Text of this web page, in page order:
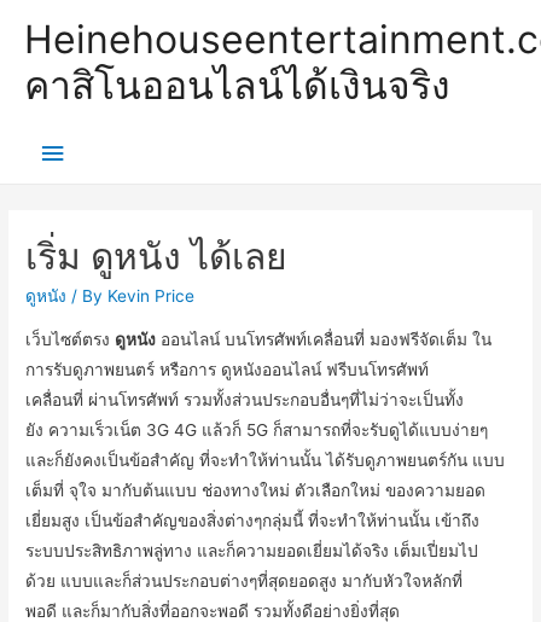
คาสิโนออนไลน์ได้เงินจริง
Main
เริ่ม ดูหนัง ได้เลย
ดูหนัง / By Kevin Price
เว็บไซต์ตรง ดูหนัง ออนไลน์บนโทรศัพท์เคลื่อนที่ มองฟรีจัดเต็ม ใน
การรับดูภาพยนตร์ หรือการ ดูหนังออนไลน์ ฟรีบนโทรศัพท์
เคลื่อนที่ ผ่านโทรศัพท์ รวมทั้งส่วนประกอบอื่นๆที่ไม่ว่าจะเป็นทั้ง
ยัง ความเร็วเน็ต 3G 4G แล้วก็ 5G ก็สามารถที่จะรับดูได้แบบง่ายๆ
และก็ยังคงเป็นข้อสำคัญ ที่จะทำให้ท่านนั้น ได้รับดูภาพยนตร์กัน แบบ
เต็มที่ จุใจ มากับต้นแบบ ช่องทางใหม่ ตัวเลือกใหม่ ของความยอด
เยี่ยมสูง เป็นข้อสำคัญของสิ่งต่างๆกลุ่มนี้ ที่จะทำให้ท่านนั้น เข้าถึง
ระบบประสิทธิภาพลู่ทาง และก็ความยอดเยี่ยมได้จริง เต็มเปี่ยมไป
ด้วย แบบและก็ส่วนประกอบต่างๆที่สุดยอดสูง มากับหัวใจหลักที่
พอดี และก็มากับสิ่งที่ออกจะพอดี รวมทั้งดีอย่างยิ่งที่สุด